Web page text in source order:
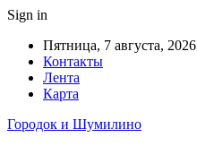
Sign in
Пятница, 7 августа, 2026
Контакты
Лента
Карта
Городок и Шумилино